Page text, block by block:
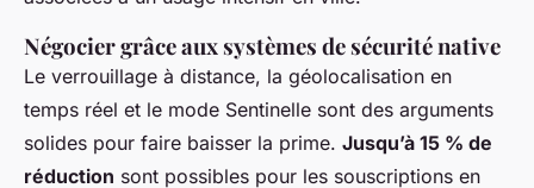
Négocier grâce aux systèmes de sécurité native
Le verrouillage à distance, la géolocalisation en
temps réel et le mode Sentinelle sont des arguments
solides pour faire baisser la prime. Jusqu’à 15 % de
réduction sont possibles pour les souscriptions en